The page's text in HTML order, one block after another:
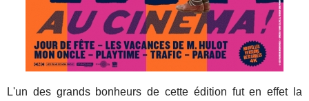
L'un des grands bonheurs de cette édition fut en effet la